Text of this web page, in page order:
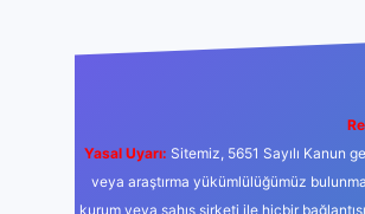
Yasal Uyarı: Sitemiz, 5651 Sayılı Kanun
veya araştırma yükümlülüğümüz
kurum veya şahıs şirketi ile hiçbir